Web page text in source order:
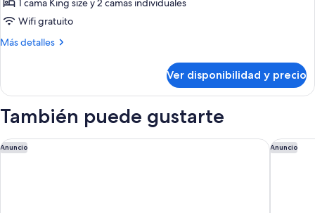
de
Connecting
Deluxe
1 cama King size y 2 camas individuales
Wifi gratuito
Más detalles
Más
Deluxe
Room
Ver disponibilidad y precio
También puede gustarte
Anuncio
Hotel Grande Bretagne, a Luxury Collection Hotel, Athens
Anuncio
Mitsis